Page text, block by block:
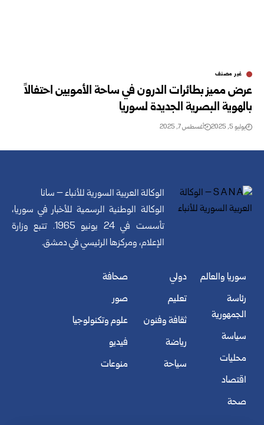
غير مصنف
عرض مميز بطائرات الدرون في ساحة الأمويين احتفالاً
بالهوية البصرية الجديدة لسوريا
يوليو 5, 2025 أغسطس 7, 2025
الوكالة العربية السورية للأنباء – سانا
الوكالة الوطنية الرسمية للأخبار في سوريا،
تأسست في 24 يونيو 1965. تتبع وزارة
الإعلام، ومركزها الرئيسي في دمشق.
سوريا والعالم
رئاسة
الجمهورية
سياسة
محليات
اقتصاد
صحة
دولي
تعليم
ثقافة وفنون
رياضة
سياحة
صحافة
صور
علوم وتكنولوجيا
فيديو
منوعات